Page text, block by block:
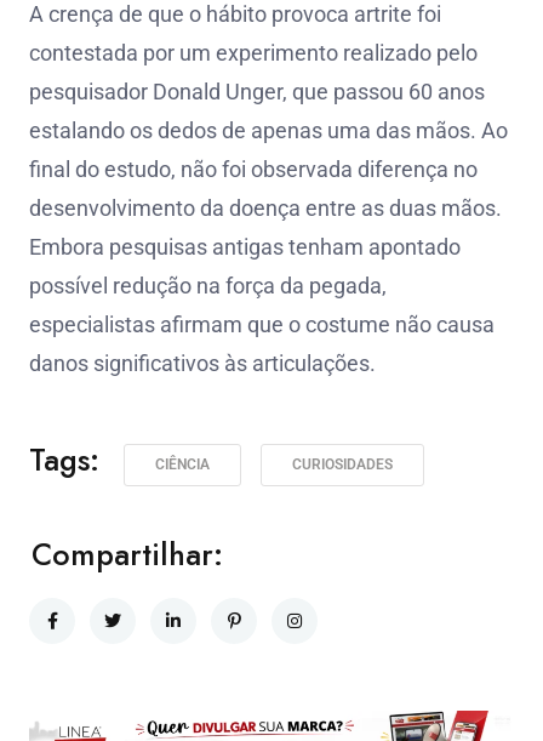
A crença de que o hábito provoca artrite foi
contestada por um experimento realizado pelo
pesquisador Donald Unger, que passou 60 anos
estalando os dedos de apenas uma das mãos. Ao
final do estudo, não foi observada diferença no
desenvolvimento da doença entre as duas mãos.
Embora pesquisas antigas tenham apontado
possível redução na força da pegada,
especialistas afirmam que o costume não causa
danos significativos às articulações.
Tags: CIÊNCIA CURIOSIDADES
Compartilhar: